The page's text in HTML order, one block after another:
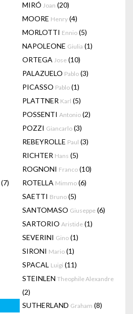
MIRÓ Joan (20)
MOORE Henry (4)
MORLOTTI Ennio (5)
NAPOLEONE Giulia (1)
ORTEGA Jose (10)
PALAZUELO Pablo (3)
PICASSO Pablo (1)
PLATTNER Karl (5)
POSSENTI Antonio (2)
POZZI Giancarlo (3)
REBEYROLLE Paul (3)
RICHTER Hans (5)
ROGNONI Franco (10)
(7) ROTELLA Mimmo (6)
SAETTI Bruno (5)
SANTOMASO Giuseppe (6)
SARTORIO Aristide (1)
SEVERINI Gino (1)
SIRONI Mario (1)
SPACAL Luigi (11)
STEINLEN Theophile Alexandre
(2)
SUTHERLAND Graham (8)